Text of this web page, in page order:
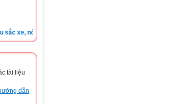
nốt ruồi, xem tuổi.v.v.v )
tài liệu
dẫn